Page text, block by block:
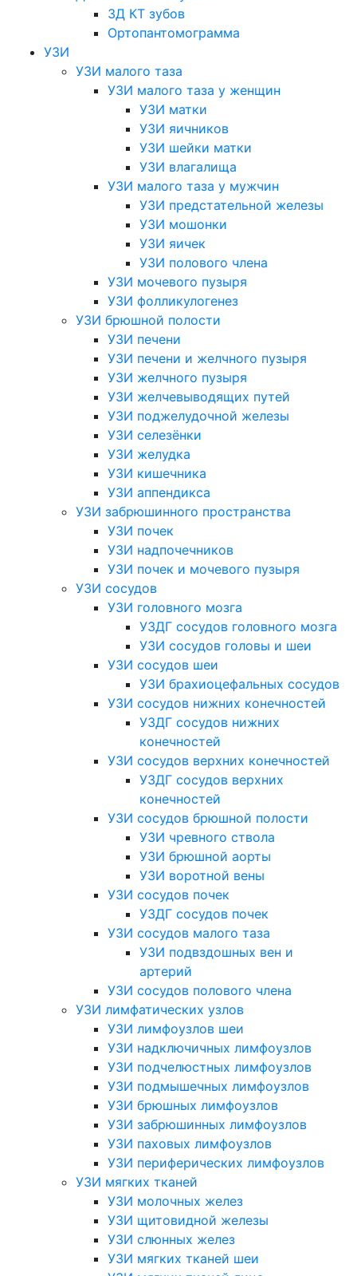
3Д КТ зубов
Ортопантомограмма
УЗИ
УЗИ малого таза
УЗИ малого таза у женщин
УЗИ матки
УЗИ яичников
УЗИ шейки матки
УЗИ влагалища
УЗИ малого таза у мужчин
УЗИ предстательной железы
УЗИ мошонки
УЗИ яичек
УЗИ полового члена
УЗИ мочевого пузыря
УЗИ фолликулогенез
УЗИ брюшной полости
УЗИ печени
УЗИ печени и желчного пузыря
УЗИ желчного пузыря
УЗИ желчевыводящих путей
УЗИ поджелудочной железы
УЗИ селезёнки
УЗИ желудка
УЗИ кишечника
УЗИ аппендикса
УЗИ забрюшинного пространства
УЗИ почек
УЗИ надпочечников
УЗИ почек и мочевого пузыря
УЗИ сосудов
УЗИ головного мозга
УЗДГ сосудов головного мозга
УЗИ сосудов головы и шеи
УЗИ сосудов шеи
УЗИ брахиоцефальных сосудов
УЗИ сосудов нижних конечностей
УЗДГ сосудов нижних
конечностей
УЗИ сосудов верхних конечностей
УЗДГ сосудов верхних
конечностей
УЗИ сосудов брюшной полости
УЗИ чревного ствола
УЗИ брюшной аорты
УЗИ воротной вены
УЗИ сосудов почек
УЗДГ сосудов почек
УЗИ сосудов малого таза
УЗИ подвздошных вен и
артерий
УЗИ сосудов полового члена
УЗИ лимфатических узлов
УЗИ лимфоузлов шеи
УЗИ надключичных лимфоузлов
УЗИ подчелюстных лимфоузлов
УЗИ подмышечных лимфоузлов
УЗИ брюшных лимфоузлов
УЗИ забрюшинных лимфоузлов
УЗИ паховых лимфоузлов
УЗИ периферических лимфоузлов
УЗИ мягких тканей
УЗИ молочных желез
УЗИ щитовидной железы
УЗИ слюнных желез
УЗИ мягких тканей шеи